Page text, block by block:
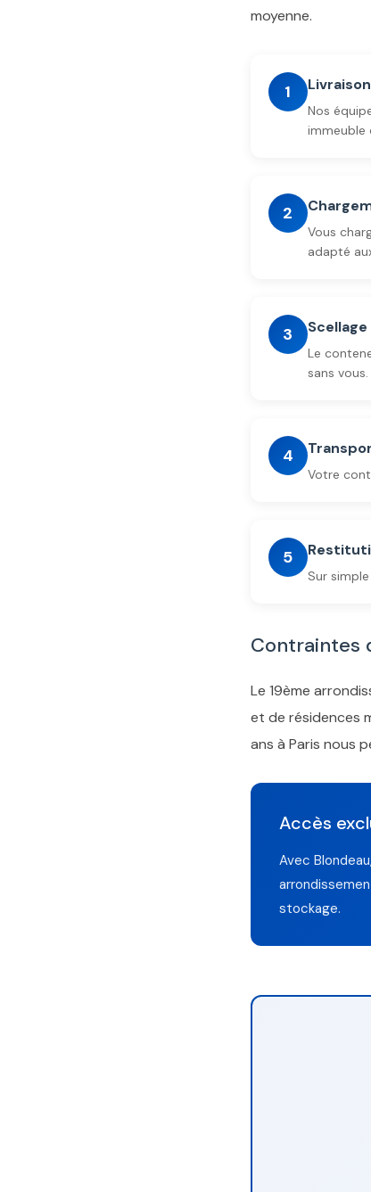
moyenne.
1
Nos
immeuble
2
Vous
adapté
3
Le
sans vous.
4
Votre
5
Sur
Contraintes
Le 19ème
et de résidences
ans à Paris nous
Accès
Avec
stockage.